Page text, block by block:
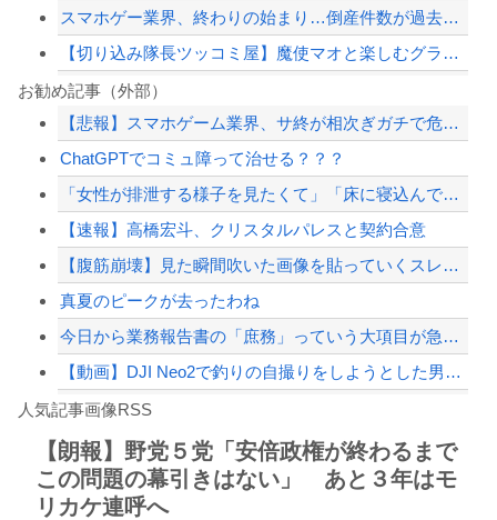
スマホゲー業界、終わりの始まり…倒産件数が過去最多ペース「数億円かけても爆ﾀﾋ」
【切り込み隊長ツッコミ屋】魔使マオと楽しむグラブルリリンク！拡張コンテンツを遊び...
「宝くじの1番賢い買い方」←これｗｗｗｗｗ
スマホゲー業界、終わりの始まり…倒産件数が過去最多ペース「数億円かけても爆ﾀﾋ」
【画像】移民についての日本人の本音、だいたいこれｗｗｗｗ
【緊急速報】NYで警官が黒人男性の首を絞め、暴動第二波不可避へ
Powered by livedoor 相互RSS
お勧め記事（外部）
【悲報】スマホゲーム業界、サ終が相次ぎガチで危機的な状況に…その理由がこちら
ChatGPTでコミュ障って治せる？？？
「女性が排泄する様子を見たくて」「床に寝込んでしまった」女子トイレに侵入した疑い...
【速報】高橋宏斗、クリスタルパレスと契約合意
【腹筋崩壊】見た瞬間吹いた画像を貼っていくスレｗｗｗｗ
真夏のピークが去ったわね
今日から業務報告書の「庶務」っていう大項目が急に廃止されたんだけど意味不明すぎる
【動画】DJI Neo2で釣りの自撮りをしようとした男の悲劇（ノ∇`）
しんのすけ「ギアスを手に入れたゾ」
8/4のニュース
人気記事画像RSS
【朗報】野党５党「安倍政権が終わるまで
この問題の幕引きはない」 あと３年はモ
リカケ連呼へ